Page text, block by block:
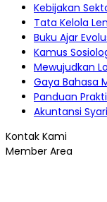
Kebijakan
Tata Kelola
Buku Ajar
Kamus
Mewujudkan
Gaya Bahasa
Panduan
Akuntansi
Kontak Kami
Member Area